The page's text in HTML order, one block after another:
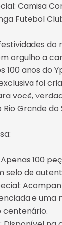
Camisa
Futebol
do
orgulho a
100 anos do
foi
você,
Grande do
100
selo de
e uma
centenário.